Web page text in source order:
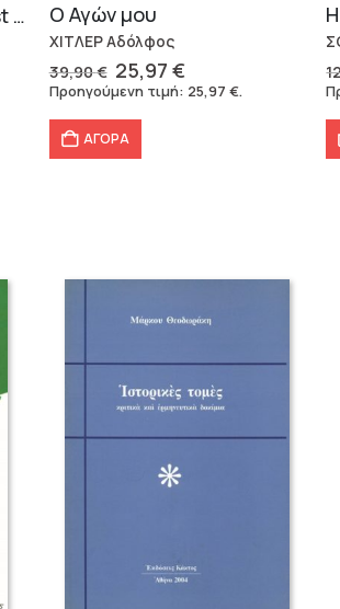
Συλλογή The Mythologist (2 βιβλία) Ο Αγών μου
ΧΙΤΛΕΡ Αδόλφος
39,90€ Original
price
39,90 €.
25,97 €Η
τρέχουσα
Προηγούμενη τιμή: 25,97 €.
ΑΓΟΡΑ